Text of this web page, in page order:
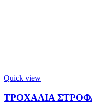
Quick view
ΤΡΟΧΑΛΙΑ